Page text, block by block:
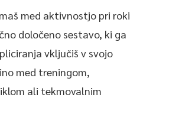
med aktivnostjo pri roki
določeno sestavo, ki ga
vključiš v svojo
med treningom,
ali tekmovalnim